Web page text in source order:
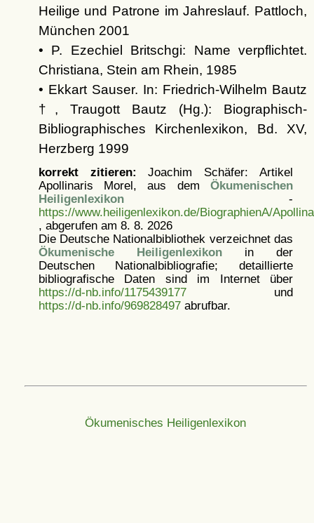
Heilige und Patrone im Jahreslauf. Pattloch,
München 2001
• P. Ezechiel Britschgi: Name verpflichtet.
Christiana, Stein am Rhein, 1985
• Ekkart Sauser. In: Friedrich-Wilhelm Bautz
†, Traugott Bautz (Hg.): Biographisch-
Bibliographisches Kirchenlexikon, Bd. XV,
Herzberg 1999
korrekt zitieren: Joachim Schäfer: Artikel
Apollinaris Morel, aus dem Ökumenischen
Heiligenlexikon-
https://www.heiligenlexikon.de/BiographienA/
, abgerufen am 8. 8. 2026
Die Deutsche Nationalbibliothek verzeichnet das
Ökumenische Heiligenlexikonin der
Deutschen Nationalbibliografie; detaillierte
bibliografische Daten sind im Internet über
https://d-nb.info/1175439177und
https://d-nb.info/969828497abrufbar.
Ökumenisches Heiligenlexikon